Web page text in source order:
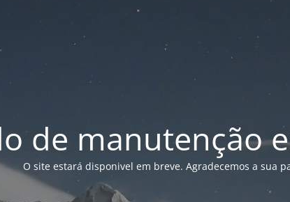
de manutenção
O site estará disponivel em breve. Agradecemos a sua